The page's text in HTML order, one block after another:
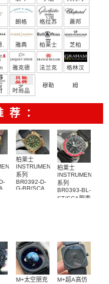
（恒
宝）
朗格 格拉苏
蒂
蕭邦
. 雅典 柏莱士 芝柏
雅克德
罗
法兰克
穆勒
格林汉
姆
时尚品
牌/原单
荐：
柏莱士
INSTRUMENTS
系列
BR0392-D-
G-BR/SCA
柏莱士
INSTRUMENTS
系列
BR0393-BL-
ST/SCA腕表
M+太空朋克
M+超A高仿